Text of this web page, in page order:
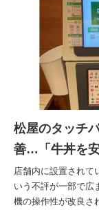
松屋のタッチ
善…「牛丼を
店舗内に設置されて
いう不評が一部で広
機の操作性が改良さ